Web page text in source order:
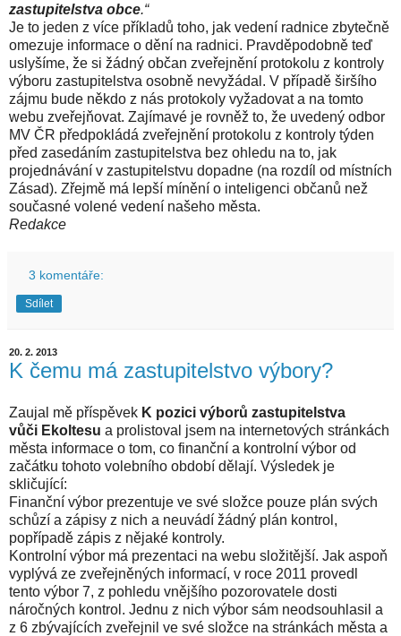
zastupitelstva obce.“
Je to jeden z více příkladů toho, jak vedení radnice zbytečně
omezuje informace o dění na radnici. Pravděpodobně teď
uslyšíme, že si žádný občan zveřejnění protokolu z kontroly
výboru zastupitelstva osobně nevyžádal. V případě širšího
zájmu bude někdo z nás protokoly vyžadovat a na tomto
webu zveřejňovat. Zajímavé je rovněž to, že uvedený odbor
MV ČR předpokládá zveřejnění protokolu z kontroly týden
před zasedáním zastupitelstva bez ohledu na to, jak
projednávání v zastupitelstvu dopadne (na rozdíl od místních
Zásad). Zřejmě má lepší mínění o inteligenci občanů než
současné volené vedení našeho města.
Redakce
3 komentáře:
Sdílet
20. 2. 2013
K čemu má zastupitelstvo výbory?
Zaujal mě příspěvek K pozici výborů zastupitelstva
vůči Ekoltesu a prolistoval jsem na internetových stránkách
města informace o tom, co finanční a kontrolní výbor od
začátku tohoto volebního období dělají. Výsledek je
skličující:
Finanční výbor prezentuje ve své složce pouze plán svých
schůzí a zápisy z nich a neuvádí žádný plán kontrol,
popřípadě zápis z nějaké kontroly.
Kontrolní výbor má prezentaci na webu složitější. Jak aspoň
vyplývá ze zveřejněných informací, v roce 2011 provedl
tento výbor 7, z pohledu vnějšího pozorovatele dosti
náročných kontrol. Jednu z nich výbor sám neodsouhlasil a
z 6 zbývajících zveřejnil ve své složce na stránkách města a